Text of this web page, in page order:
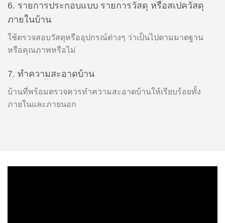
6. รายการประกอบแบบ รายการวัสดุ หรือสเปควัสดุ
ภายในบ้าน
ใช้ตรวจสอบวัสดุหรืออุปกรณ์ต่างๆ ว่าเป็นไปตามมาตฐาน
หรือคุณภาพหรือไม่
7. ทำความสะอาดบ้าน
บ้านที่พร้อมตรวจควรทำความสะอาดบ้านให้เรียบร้อยทั้ง
ภายในและภายนอก